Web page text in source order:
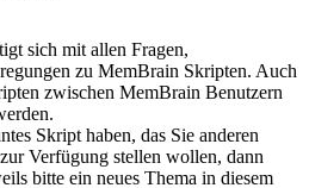
sich mit allen Fragen,
zu MemBrain Skripten. Auch
zwischen MemBrain Benutzern
Skript haben, das Sie anderen
Verfügung stellen wollen, dann
bitte ein neues Thema in diesem